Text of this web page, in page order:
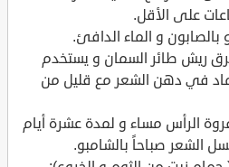
ريش طائر السمان و يستخدم
في دهن الشعر مع قليل من
الرأس مساء و لمدة عشرة أيام
الشعر صباحاً بالشامبو.